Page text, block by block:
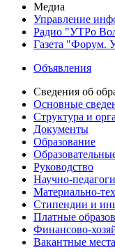
Медиа
Управление
Радио "УТРо
Газета "Форум.
Объявления
Сведения об
Основные
Структура и
Документы
Образование
Руководство
Научно-
Материально-
Стипендии и
Платные
Финансово-
Вакантные